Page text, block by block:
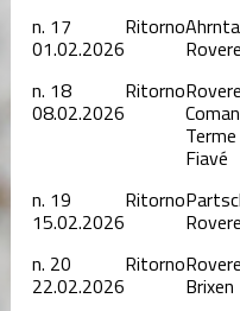
n. 17
01.02.2026
Ritorno
n. 18
08.02.2026
Ritorno
Terme
Fiavé
n. 19
15.02.2026
Ritorno
n. 20
22.02.2026
Ritorno
Brixen